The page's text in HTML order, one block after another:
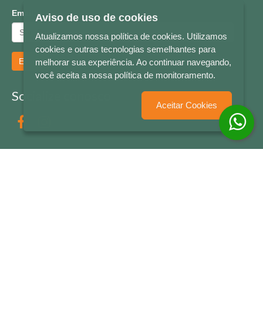
Email:
Enviar
Socialize conosco
Aviso de uso de cookies
Atualizamos nossa política de cookies. Utilizamos
cookies e outras tecnologias semelhantes para
melhorar sua experiência. Ao continuar navegando,
você aceita a nossa política de monitoramento.
Aceitar Cookies